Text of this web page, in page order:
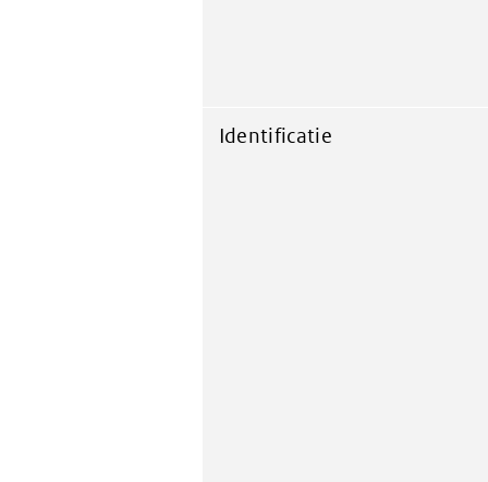
Identificatie